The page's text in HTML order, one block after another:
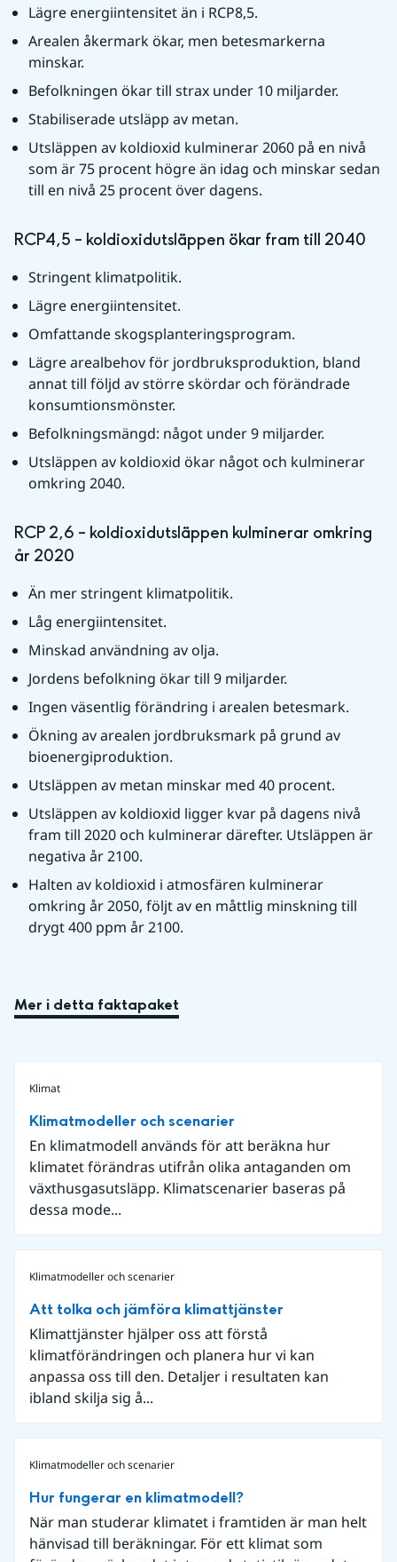
Lägre energiintensitet än i RCP8,5.
Arealen åkermark ökar, men betesmarkerna
minskar.
Befolkningen ökar till strax under 10 miljarder.
Stabiliserade utsläpp av metan.
Utsläppen av koldioxid kulminerar 2060 på en nivå
som är 75 procent högre än idag och minskar sedan
till en nivå 25 procent över dagens.
RCP4,5 – koldioxidutsläppen ökar fram till 2040
Stringent klimatpolitik.
Lägre energiintensitet.
Omfattande skogsplanteringsprogram.
Lägre arealbehov för jordbruksproduktion, bland
annat till följd av större skördar och förändrade
konsumtionsmönster.
Befolkningsmängd: något under 9 miljarder.
Utsläppen av koldioxid ökar något och kulminerar
omkring 2040.
RCP 2,6 – koldioxidutsläppen kulminerar omkring
år 2020
Än mer stringent klimatpolitik.
Låg energiintensitet.
Minskad användning av olja.
Jordens befolkning ökar till 9 miljarder.
Ingen väsentlig förändring i arealen betesmark.
Ökning av arealen jordbruksmark på grund av
bioenergiproduktion.
Utsläppen av metan minskar med 40 procent.
Utsläppen av koldioxid ligger kvar på dagens nivå
fram till 2020 och kulminerar därefter. Utsläppen är
negativa år 2100.
Halten av koldioxid i atmosfären kulminerar
omkring år 2050, följt av en måttlig minskning till
drygt 400 ppm år 2100.
Mer i detta faktapaket
Klimat
Klimatmodeller och scenarier
En klimatmodell används för att beräkna hur
klimatet förändras utifrån olika antaganden om
växthusgasutsläpp. Klimatscenarier baseras på
dessa mode...
Klimatmodeller och scenarier
Att tolka och jämföra klimattjänster
Klimattjänster hjälper oss att förstå
klimatförändringen och planera hur vi kan
anpassa oss till den. Detaljer i resultaten kan
ibland skilja sig å...
Klimatmodeller och scenarier
Hur fungerar en klimatmodell?
När man studerar klimatet i framtiden är man helt
hänvisad till beräkningar. För ett klimat som